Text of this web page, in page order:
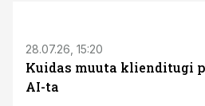
28.07.26, 15:20
Kuidas muuta klienditugi
AI-ta